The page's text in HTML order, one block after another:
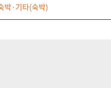
박·기타(숙박)